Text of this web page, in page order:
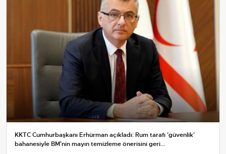
KKTC Cumhurbaşkanı Erhürman açıkladı: Rum tarafı 'güvenlik'
bahanesiyle BM'nin mayın temizleme önerisini geri...